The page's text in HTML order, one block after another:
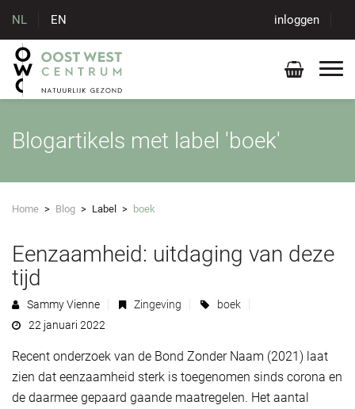
NL EN inloggen
Blogartikels met label 'boek'
Home > Blog > Label > boek
Eenzaamheid: uitdaging van deze
tijd
Sammy Vienne Zingeving
boek
22 januari 2022
Recent onderzoek van de Bond Zonder Naam (2021) laat
zien dat eenzaamheid sterk is toegenomen sinds corona en
de daarmee gepaard gaande maatregelen. Het aantal